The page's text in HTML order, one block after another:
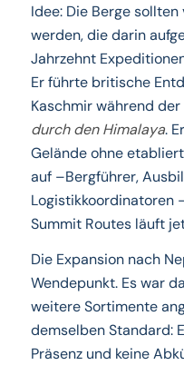
Idee: Die Berge
werden, die darin
Jahrzehnt
Er führte britische
Kaschmir während
durch den Himalaya.
Gelände ohne
auf –Bergführer,
Logistikkoordinatoren
Summit Routes läuft
Die Expansion nach
Wendepunkt. Es war
weitere Sortimente
demselben Standard:
Präsenz und keine